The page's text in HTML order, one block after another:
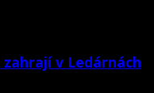
v Ledárnách